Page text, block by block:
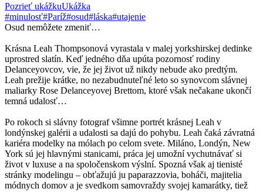
Pozrieť ukážkuUkážka
#minulosť#Paríž#osud#láska#utajenie
Osud nemôžete zmeniť…
Krásna Leah Thompsonová vyrastala v malej yorkshirskej dedinke
uprostred slatín. Keď jedného dňa upúta pozornosť rodiny
Delanceyovcov, vie, že jej život už nikdy nebude ako predtým.
Leah prežije krátke, no nezabudnuteľné leto so synovcom slávnej
maliarky Rose Delanceyovej Brettom, ktoré však nečakane ukončí
temná udalosť…
Po rokoch si slávny fotograf všimne portrét krásnej Leah v
londýnskej galérii a udalosti sa dajú do pohybu. Leah čaká závratná
kariéra modelky na mólach po celom svete. Miláno, Londýn, New
York sú jej hlavnými stanicami, práca jej umožní vychutnávať si
život v luxuse a na spoločenskom výslní. Spozná však aj tienisté
stránky modelingu – obťažujú ju paparazzovia, boháči, majitelia
módnych domov a je svedkom samovraždy svojej kamarátky, tiež